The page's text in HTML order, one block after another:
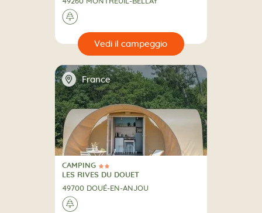
49260 MONTREUIL-BELLAY
🌲
📍 France
2 Stelle
CAMPING
CAMPING
LES RIVES DU DOUET
49700 DOUÉ-EN-ANJOU
🌲